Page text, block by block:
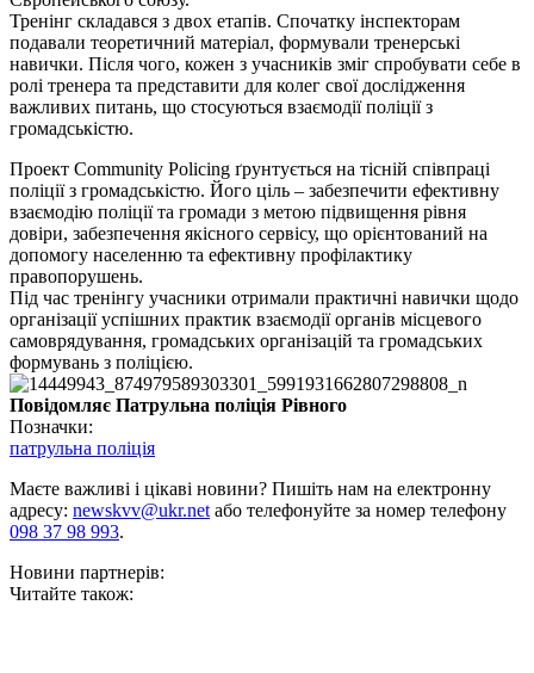
Тренінг складався з двох етапів. Спочатку інспекторам
подавали теоретичний матеріал, формували тренерські
навички. Після чого, кожен з учасників зміг спробувати себе в
ролі тренера та представити для колег свої дослідження
важливих питань, що стосуються взаємодії поліції з
громадськістю.
Проект Community Policing ґрунтується на тісній співпраці
поліції з громадськістю. Його ціль – забезпечити ефективну
взаємодію поліції та громади з метою підвищення рівня
довіри, забезпечення якісного сервісу, що орієнтований на
допомогу населенню та ефективну профілактику
правопорушень.
Під час тренінгу учасники отримали практичні навички щодо
організації успішних практик взаємодії органів місцевого
самоврядування, громадських організацій та громадських
формувань з поліцією.
Повідомляє Патрульна поліція Рівного
Позначки:
патрульна поліція
Маєте важливі і цікаві новини? Пишіть нам на електронну
адресу: newskvv@ukr.netабо телефонуйте за номер телефону
098 37 98 993.
Новини партнерів:
Читайте також: